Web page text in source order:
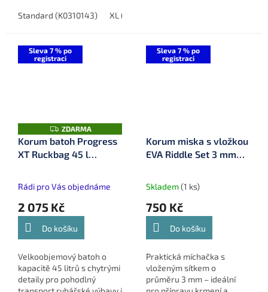
Unikátní systém od značky
Standard (K0310143) XL (K0310144)
Sleva 7 % po
registraci
Z
D
A
R
M
ZDARMA
Korum batoh Progress
XT Ruckbag 45 l
Rádi pro Vás objednáme
2 075 Kč
Do košíku
Velkoobjemový batoh o
kapacitě 45 litrů s chytrými
detaily pro pohodlný
Sleva 7 % po
registraci
Korum miska s vložkou
EVA Riddle Set 3 mm
Skladem(1 ks)
750 Kč
Do košíku
Praktická míchačka s
vloženým sítkem o
průměru 3 mm – ideální